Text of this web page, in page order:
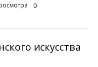
0
искусства